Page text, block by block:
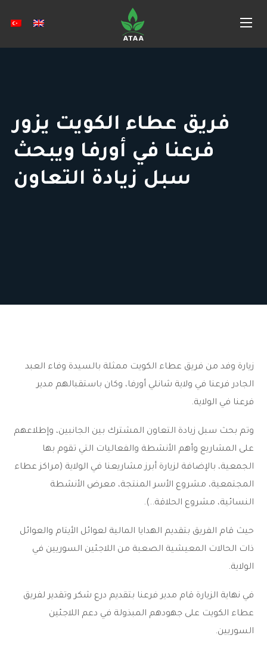
فريق عطاء الكويت يزور
فرعنا في أورفا ويبحث
سبل زيادة التعاون
زيارة وفد من فريق عطاء الكويت ممثلة بالسيدة وفاء العبد
الجادر فرعنا في ولاية شانلي أورفا، وكان باستقبالهم مدير
فرعنا في الولاية.
وتم بحث سبل زيادة التعاون المشترك بين الجانبين، وإطلاعهم
على المشاريع وأهم الأنشطة والفعاليات التي تقوم بها
الجمعية، بالإضافة لزيارة أبرز مشاريعنا في الولاية (مراكز عطاء
المجتمعية، مشروع الأسر المنتجة، معرض الأنشطة
النسائية، مشروع الحلاقة..).
حيث قام الفريق بتقديم الهدايا المالية لعوائل الأيتام والعوائل
ذات الحالات المعيشية الصعبة من اللاجئين السوريين في
الولاية.
في نهاية الزيارة قام مدير فرعنا بتقديم درع شكر وتقدير لفريق
عطاء الكويت على جهودهم المبذولة في دعم اللاجئين
السوريين.